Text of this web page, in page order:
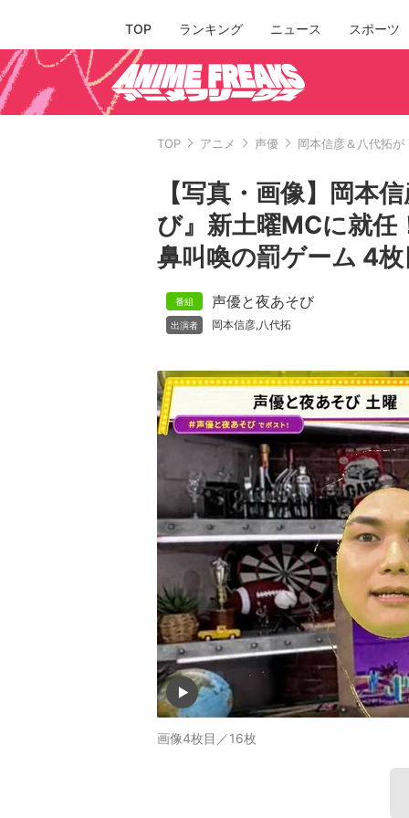
TOP ランキング ニュース スポーツ
TOP アニメ 声優 岡本信彦＆八代拓
【写真・画像】岡本
び』新土曜MCに就任
鼻叫喚の罰ゲーム 4枚
声優と夜あそび
岡本信彦,八代拓
画像4枚目／16枚